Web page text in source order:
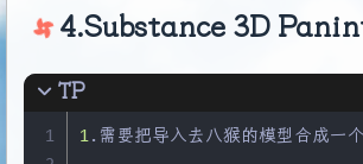
40
42
44
循环面	ctrl + 面
ctrl + shift + 鼠标移动面可以复
在Blender里面只需要选择边然后
12
13
14
15
16
5.选择low低模调整好边框，给高
6.选择最上面的Bake Project找到
7. Samples选择 32 Padding选择
4.Substance 3D
TP
1
1.需要把导入去八猴的模型合成一